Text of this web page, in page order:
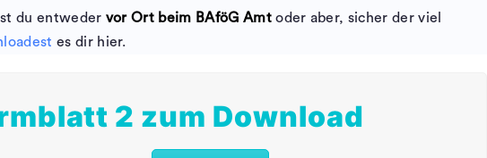
du entweder vor Ort beim BAföG Amtoder aber, sicher der viel
es dir hier.
2 zum Download